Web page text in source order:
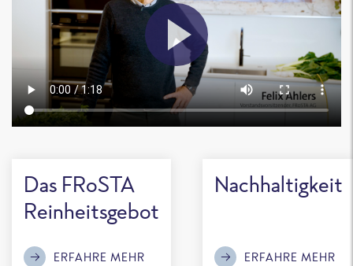
Das FRoSTA
Reinheitsgebot
ERFAHRE MEHR
Nachhaltigkeit
ERFAHRE MEHR